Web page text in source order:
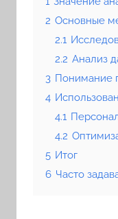
2 Основные
2.1
2.2 Анализ
3 Понимание
4
4.1
4.2
5 Итог
6 Часто